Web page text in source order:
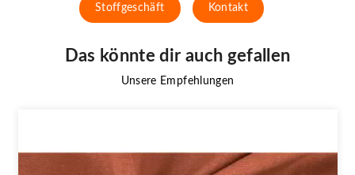
Stoffgeschäft Kontakt
Das könnte dir auch gefallen
Unsere Empfehlungen